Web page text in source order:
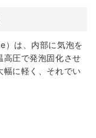
は、内部に気泡を
高圧で発泡固化させ
幅に軽く、それでい